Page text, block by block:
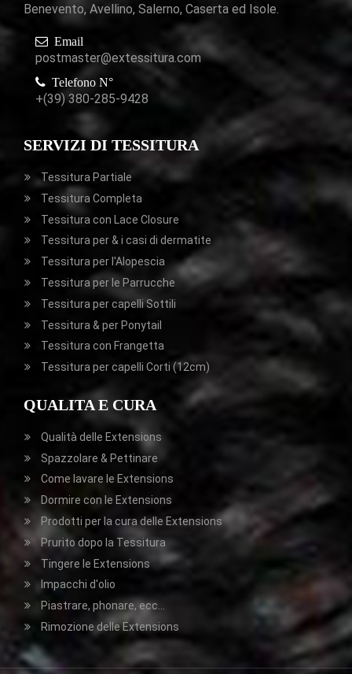
Benevento, Avellino, Salerno, Caserta ed Isole.
Email
postmaster@extessitura.com
Telefono N°
+(39) 380-285-9428
SERVIZI DI TESSITURA
Tessitura Partiale
Tessitura Completa
Tessitura con Lace Closure
Tessitura per & i casi di dermatite
Tessitura per l'Alopescia
Tessitura per le Parrucche
Tessitura per capelli Sottili
Tessitura & per Ponytail
Tessitura con Frangetta
Tessitura per capelli Corti (12cm)
QUALITA E CURA
Qualità delle Extensions
Spazzolare & Pettinare
Come lavare le Extensions
Dormire con le Extensions
Prodotti per la cura delle Extensions
Prurito dopo la Tessitura
Tingere le Extensions
Impacchi d'olio
Piastrare, phonare, ecc...
Rimozione delle Extensions